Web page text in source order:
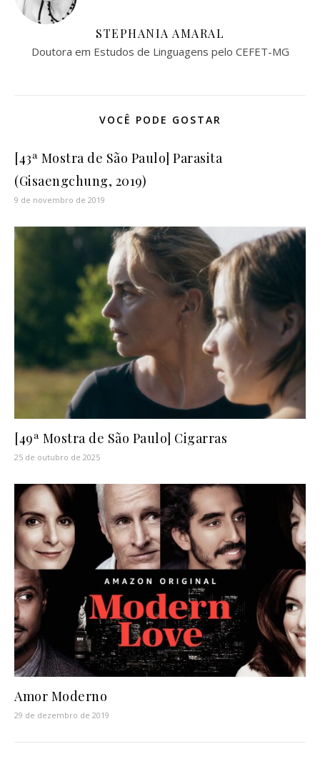
STEPHANIA AMARAL
Doutora em Estudos de Linguagens pelo CEFET-MG
VOCÊ PODE GOSTAR
[43ª Mostra de São Paulo] Parasita
(Gisaengchung, 2019)
9 de novembro de 2019
[49ª Mostra de São Paulo] Cigarras
25 de outubro de 2025
Amor Moderno
29 de dezembro de 2019